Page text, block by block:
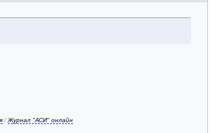
/Журнал "АСИ" онлайн